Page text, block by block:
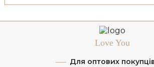
Love You
Для оптових